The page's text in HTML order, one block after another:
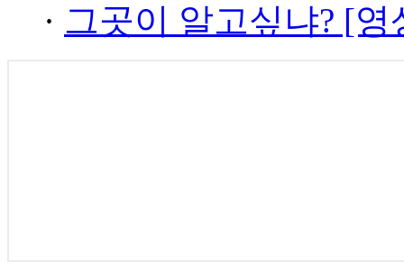
· 그곳이 알고싶냐? [